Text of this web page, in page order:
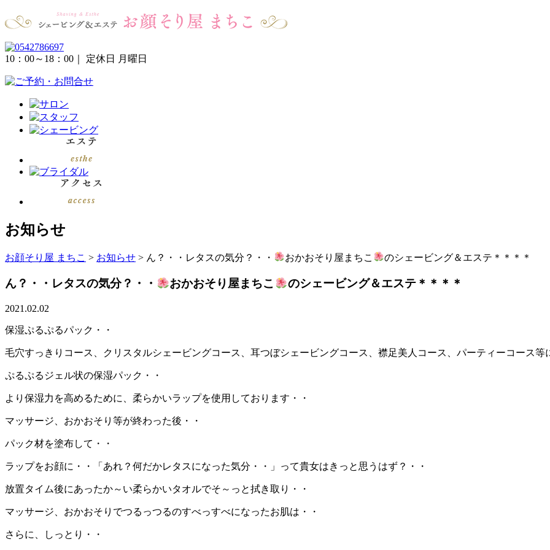
10：00～18：00 ｜ 定休日 月曜日
お知らせ
お顔そり屋 まちこ > お知らせ > ん？・・レタスの気分？・・ おかおそり屋まちこ のシェービング＆エステ＊＊＊＊
ん？・・レタスの気分？・・ おかおそり屋まちこ のシェービング＆エステ＊＊＊＊
2021.02.02
保湿ぷるぷるパック・・
毛穴すっきりコース、クリスタルシェービングコース、耳つぼシェービングコース、襟足美人コース、パーティーコース等
ぷるぷるジェル状の保湿パック・・
より保湿力を高めるために、柔らかいラップを使用しております・・
マッサージ、おかおそり等が終わった後・・
パック材を塗布して・・
ラップをお顔に・・「あれ？何だかレタスになった気分・・」って貴女はきっと思うはず？・・
放置タイム後にあったか～い柔らかいタオルでそ～っと拭き取り・・
マッサージ、おかおそりでつるっつるのすべっすべになったお肌は・・
さらに、しっとり・・